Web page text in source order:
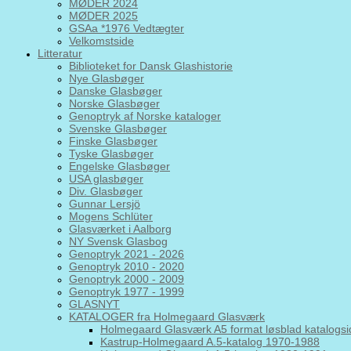
MØDER 2024
MØDER 2025
GSAa *1976 Vedtægter
Velkomstside
Litteratur
Biblioteket for Dansk Glashistorie
Nye Glasbøger
Danske Glasbøger
Norske Glasbøger
Genoptryk af Norske kataloger
Svenske Glasbøger
Finske Glasbøger
Tyske Glasbøger
Engelske Glasbøger
USA glasbøger
Div. Glasbøger
Gunnar Lersjö
Mogens Schlüter
Glasværket i Aalborg
NY Svensk Glasbog
Genoptryk 2021 - 2026
Genoptryk 2010 - 2020
Genoptryk 2000 - 2009
Genoptryk 1977 - 1999
GLASNYT
KATALOGER fra Holmegaard Glasværk
Holmegaard Glasværk A5 format løsblad
Kastrup-Holmegaard A.5-katalog 1970-1988